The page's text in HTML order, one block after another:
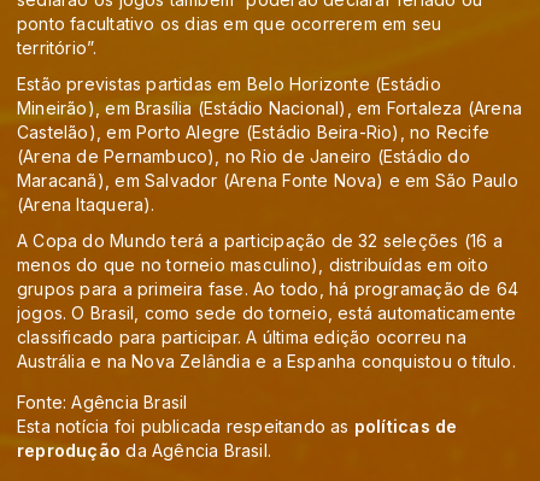
ponto facultativo os dias em que ocorrerem em seu
território”.
Estão previstas partidas em Belo Horizonte (Estádio
Mineirão), em Brasília (Estádio Nacional), em Fortaleza (Arena
Castelão), em Porto Alegre (Estádio Beira-Rio), no Recife
(Arena de Pernambuco), no Rio de Janeiro (Estádio do
Maracanã), em Salvador (Arena Fonte Nova) e em São Paulo
(Arena Itaquera).
A Copa do Mundo terá a participação de 32 seleções (16 a
menos do que no torneio masculino), distribuídas em oito
grupos para a primeira fase. Ao todo, há programação de 64
jogos. O Brasil, como sede do torneio, está automaticamente
classificado para participar. A última edição ocorreu na
Austrália e na Nova Zelândia e a Espanha conquistou o título.
Fonte: Agência Brasil
Esta notícia foi publicada respeitando as políticas de
reprodução da Agência Brasil.